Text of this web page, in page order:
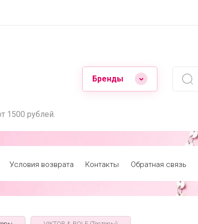
1500 рублей.
Бренды
Условия возврата Контакты Обратная связь